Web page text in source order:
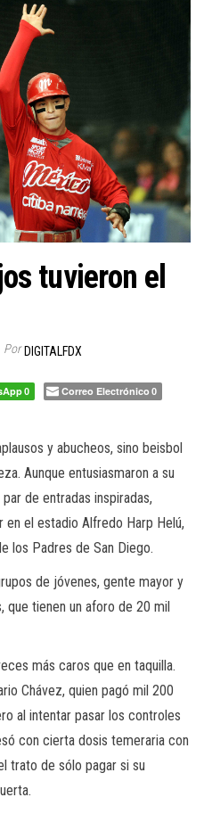
tuvieron el
Por DIGITALFDX
0 Correo Electrónico 0
y abucheos, sino beisbol
Aunque entusiasmaron a su
de entradas inspiradas,
en el estadio Alfredo Harp Helú,
los Padres de San Diego.
de jóvenes, gente mayor y
que tienen un aforo de 20 mil
más caros que en taquilla.
Chávez, quien pagó mil 200
al intentar pasar los controles
con cierta dosis temeraria con
trato de sólo pagar si su